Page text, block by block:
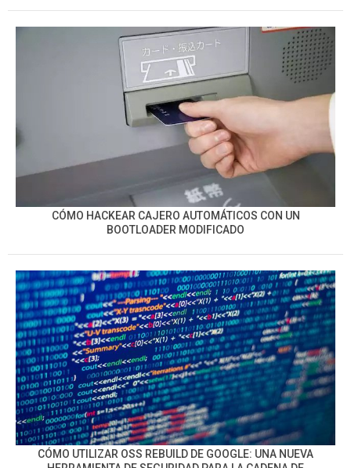
CÓMO HACKEAR CAJERO AUTOMÁTICOS CON UN
BOOTLOADER MODIFICADO
CÓMO UTILIZAR OSS REBUILD DE GOOGLE: UNA NUEVA